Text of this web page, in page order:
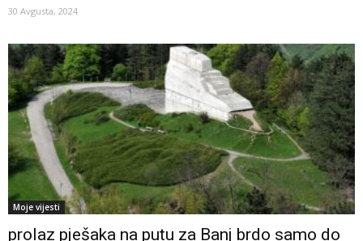
30 Avgusta, 2024
Moje vijesti
prolaz pješaka na putu za Banj brdo samo do